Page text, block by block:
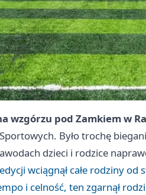
wzgórzu pod Zamkiem w
Było trochę
dzieci i rodzice
wciągnął całe rodziny
i celność, ten zgarnął